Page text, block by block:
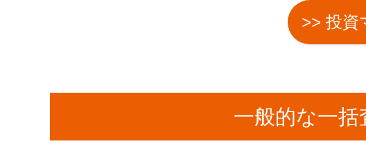
>> 投資
一般的な一